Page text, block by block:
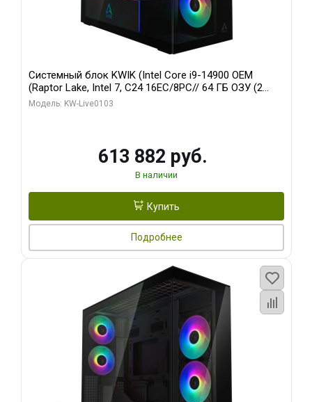
Системный блок KWIK (Intel Core i9-14900 OEM
(Raptor Lake, Intel 7, C24 16EC/8PC// 64 ГБ ОЗУ (2
модуля)/ Afox RTX4090 24GB GDDR6X 384-Bit 3xDP
Модель: KW-Live0103
613 882 руб.
В наличии
Купить
Подробнее